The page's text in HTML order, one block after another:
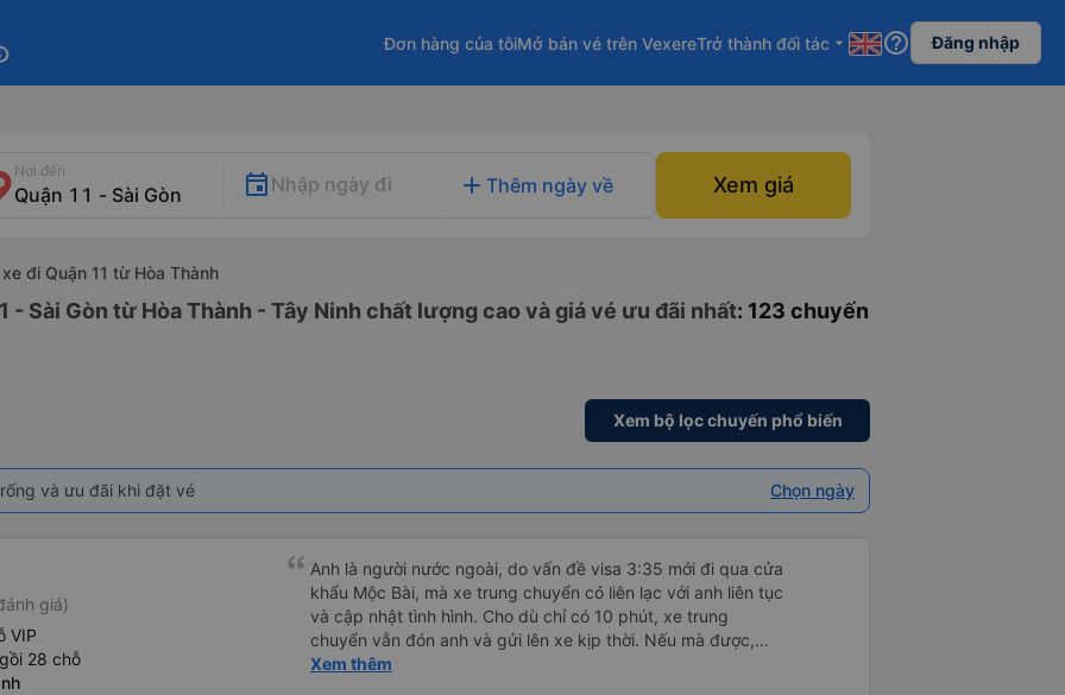
Đơn hàng của tôiMở bán vé trên VexereTrở thành đối tác arrow_drop_down help_outline Đăng nhập
Nơi đến
Nhập ngày đi add Thêm ngày về Xem giá
xe đi Quận 11 từ Hòa Thành
- Sài Gòn từ Hòa Thành - Tây Ninh chất lượng cao và giá vé ưu đãi nhất: 123 chuyến
Xem bộ lọc chuyến phổ biến
và ưu đãi khi đặt vé Chọn ngày
giá)
VIP
28 chỗ
Anh là người nước ngoài, do vấn đề visa 3:35 mới đi qua cửa
khẩu Mộc Bài, mà xe trung chuyển có liên lạc với anh liên tục
và cập nhật tình hình. Cho dù chỉ có 10 phút, xe trung
chuyển vẫn đón anh và gửi lên xe kịp thời. Nếu mà được,
anh thật muốn tip cho bác tài. Xe này là xe Limousine nhưng
Xem thêm